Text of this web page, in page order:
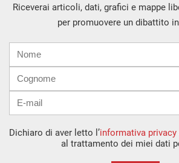
Riceverai articoli, dati, grafici e mappe
per promuovere un dibattito
mail
Dichiaro di aver letto l’informativa privacy
al trattamento dei miei dati